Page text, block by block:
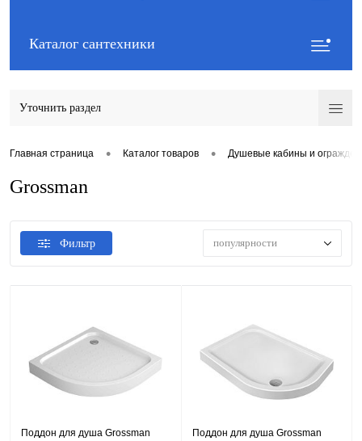
Каталог сантехники
Уточнить раздел
Главная страница • Каталог товаров • Душевые кабины и
Grossman
Фильтр популярности
Поддон для душа Grossman
Поддон для душа Grossman